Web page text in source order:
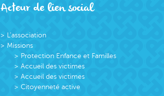
Acteur de lien social
L’association
Missions
Protection Enfance et Familles
Accueil des victimes
Accueil des victimes
Citoyenneté active